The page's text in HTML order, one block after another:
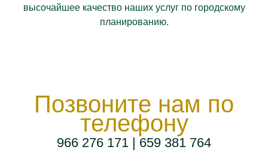
высочайшее качество наших услуг по городскому
планированию.
Позвоните нам по
телефону
966 276 171 | 659 381 764